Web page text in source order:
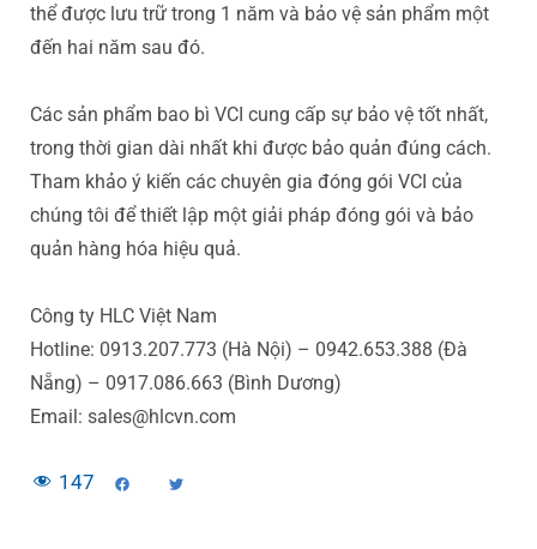
thể được lưu trữ trong 1 năm và bảo vệ sản phẩm một
đến hai năm sau đó.
Các sản phẩm bao bì VCI cung cấp sự bảo vệ tốt nhất,
trong thời gian dài nhất khi được bảo quản đúng cách.
Tham khảo ý kiến các chuyên gia đóng gói VCI của
chúng tôi để thiết lập một giải pháp đóng gói và bảo
quản hàng hóa hiệu quả.
Công ty HLC Việt Nam
Hotline: 0913.207.773 (Hà Nội) – 0942.653.388 (Đà
Nẵng) – 0917.086.663 (Bình Dương)
Email: sales@hlcvn.com
147